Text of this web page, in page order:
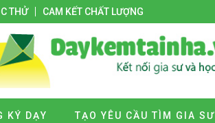
THỬ CAM KẾT CHẤT LƯỢNG
KÝ DẠY TẠO YÊU CẦU TÌM GIA SƯ